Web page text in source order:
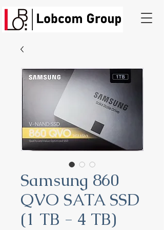
Samsung 860
QVO SATA SSD
(1 TB - 4 TB)